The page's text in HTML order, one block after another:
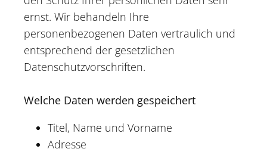
ernst. Wir behandeln Ihre
personenbezogenen Daten vertraulich und
entsprechend der gesetzlichen
Datenschutzvorschriften.
Welche Daten werden gespeichert
Titel, Name und Vorname
Adresse